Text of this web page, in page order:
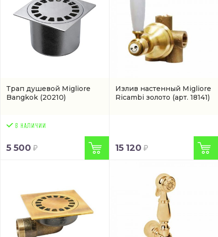
Трап душевой Migliore
Bangkok (20210)
5 500
Излив настенный Migliore
Ricambi золото (арт. 18141)
15 120